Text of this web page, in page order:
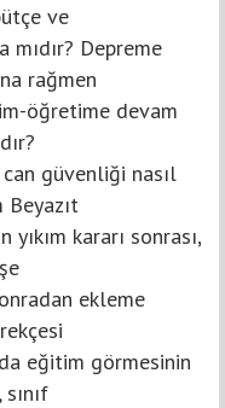
ve
Depreme
rağmen
öğretime devam
güvenliği nasıl
Beyazıt
kararı sonrası,
ekleme
eğitim görmesinin